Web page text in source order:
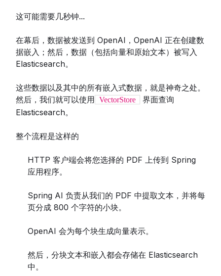
这可能需要几秒钟...
在幕后，数据被发送到 OpenAI，OpenAI 正在创建数
据嵌入；然后，数据（包括向量和原始文本）被写入
Elasticsearch。
这些数据以及其中的所有嵌入式数据，就是神奇之处。
然后，我们就可以使用 VectorStore
界面查询
Elasticsearch。
整个流程是这样的
HTTP 客户端会将您选择的 PDF 上传到 Spring
应用程序。
Spring AI 负责从我们的 PDF 中提取文本，并将每
页分成 800 个字符的小块。
OpenAI 会为每个块生成向量表示。
然后，分块文本和嵌入都会存储在 Elasticsearch
中。